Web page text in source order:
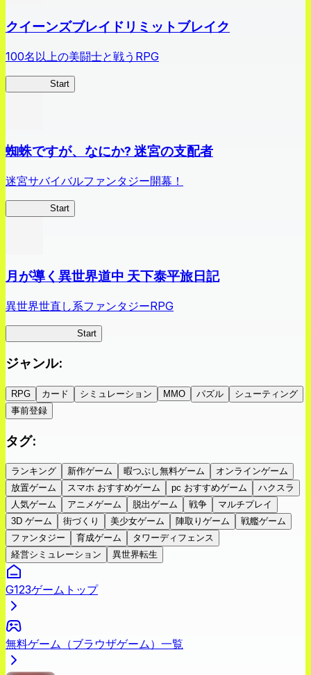
クイーンズブレイドリミットブレイク
100名以上の美闘士と戦うRPG
Start
蜘蛛ですが、なにか? 迷宮の支配者
迷宮サバイバルファンタジー開幕！
Start
月が導く異世界道中 天下泰平旅日記
異世界世直し系ファンタジーRPG
Start
ジャンル:
RPG カード シミュレーション MMO パズル
シューティング
事前登録
タグ:
ランキング 新作ゲーム 暇つぶし無料ゲーム
オンラインゲーム
放置ゲーム
スマホ おすすめゲーム pc おすすめゲーム
ハクスラ
人気ゲーム
アニメゲーム 脱出ゲーム 戦争
マルチプレイ
3D ゲーム
街づくり 美少女ゲーム 陣取りゲーム
戦艦ゲーム
ファンタジー
育成ゲーム
タワーディフェンス
経営シミュレーション
異世界転生
G123ゲームトップ
無料ゲーム（ブラウザゲーム）一覧